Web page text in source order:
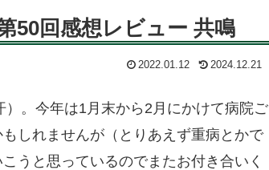
50回感想レビュー 共鳴
2022.01.12 2024.12.21
。今年は1月末から2月にかけて病院ご
しれませんが（とりあえず重病とかで
うと思っているのでまたお付き合いく